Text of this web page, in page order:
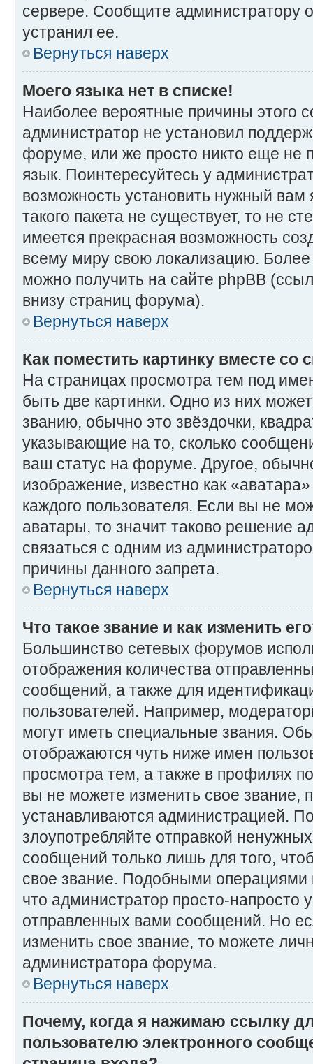
сервере. Сообщите администратору
устранил ее.
Вернуться наверх
Моего языка нет в списке!
Наиболее вероятные причины этого
администратор не установил
форуме, или же просто никто еще не
язык. Поинтересуйтесь у
возможность установить нужный вам
такого пакета не существует, то не
имеется прекрасная возможность
всему миру свою локализацию.
можно получить на сайте phpBB
внизу страниц форума).
Вернуться наверх
Как поместить картинку вместе со
На страницах просмотра тем под
быть две картинки. Одно из них
званию, обычно это звёздочки,
указывающие на то, сколько
ваш статус на форуме. Другое,
изображение, известно как
каждого пользователя. Если вы не
аватары, то значит таково решение
связаться с одним из
причины данного запрета.
Вернуться наверх
Что такое звание и как изменить
Большинство сетевых форумов
отображения количества
сообщений, а также для
пользователей. Например,
могут иметь специальные звания.
отображаются чуть ниже имен
просмотра тем, а также в профилях
вы не можете изменить свое звание,
устанавливаются администрацией.
злоупотребляйте отправкой
сообщений только лишь для того,
свое звание. Подобными операциями
что администратор просто-напросто
отправленных вами сообщений. Но
изменить свое звание, то можете
администратора форума.
Вернуться наверх
Почему, когда я нажимаю ссылку
пользователю электронного